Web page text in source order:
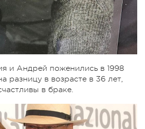
и Андрей поженились в 1998
разницу в возрасте в 36 лет,
в браке.